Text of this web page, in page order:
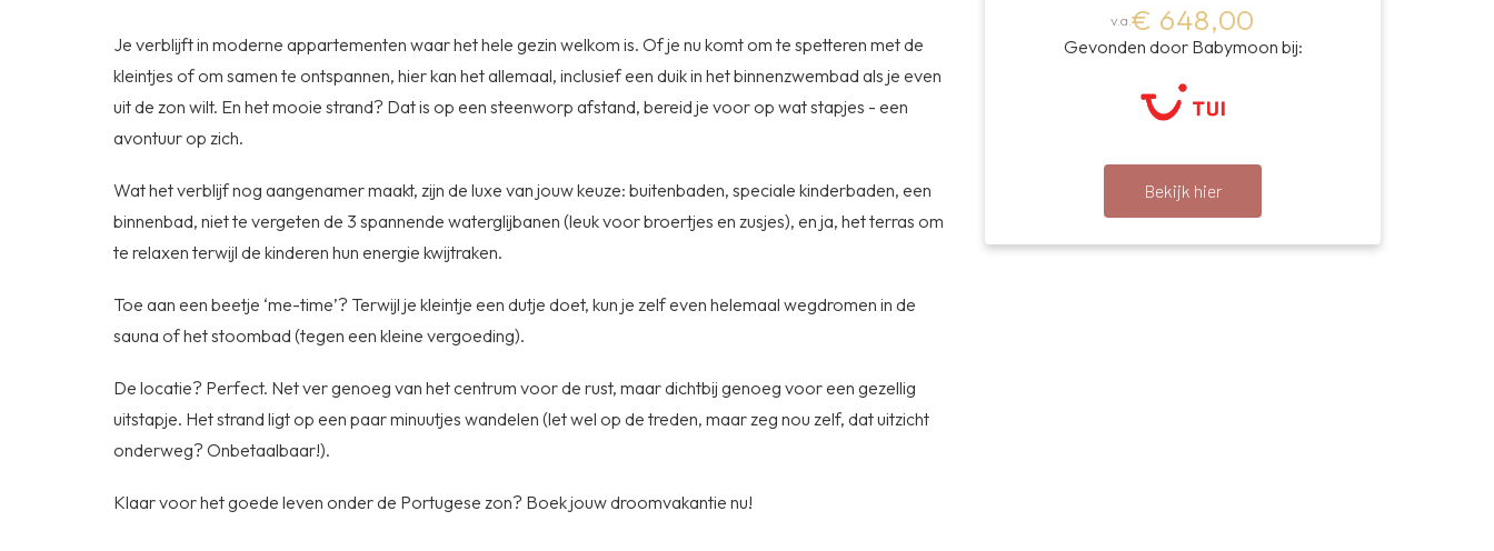
v.a. € 648,00
Gevonden door Babymoon bij:
Bekijk hier
Je verblijft in moderne appartementen waar het hele gezin welkom is. Of je nu komt om te spetteren met de
kleintjes of om samen te ontspannen, hier kan het allemaal, inclusief een duik in het binnenzwembad als je even
uit de zon wilt. En het mooie strand? Dat is op een steenworp afstand, bereid je voor op wat stapjes - een
avontuur op zich.
Wat het verblijf nog aangenamer maakt, zijn de luxe van jouw keuze: buitenbaden, speciale kinderbaden, een
binnenbad, niet te vergeten de 3 spannende waterglijbanen (leuk voor broertjes en zusjes), en ja, het terras om
te relaxen terwijl de kinderen hun energie kwijtraken.
Toe aan een beetje ‘me-time’? Terwijl je kleintje een dutje doet, kun je zelf even helemaal wegdromen in de
sauna of het stoombad (tegen een kleine vergoeding).
De locatie? Perfect. Net ver genoeg van het centrum voor de rust, maar dichtbij genoeg voor een gezellig
uitstapje. Het strand ligt op een paar minuutjes wandelen (let wel op de treden, maar zeg nou zelf, dat uitzicht
onderweg? Onbetaalbaar!).
Klaar voor het goede leven onder de Portugese zon? Boek jouw droomvakantie nu!